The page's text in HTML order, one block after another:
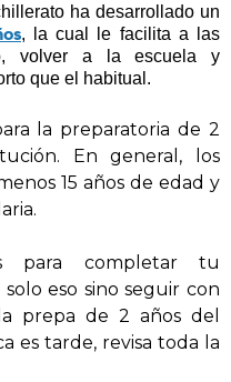
ha desarrollado un
, la cual le facilita a las
volver a la escuela y
que el habitual.
la preparatoria de 2
En general, los
15 años de edad y
para completar tu
eso sino seguir con
prepa de 2 años del
es tarde, revisa toda la